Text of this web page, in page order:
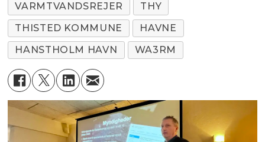
VARMTVANDSREJER
THY
THISTED KOMMUNE
HAVNE
HANSTHOLM HAVN
WA3RM